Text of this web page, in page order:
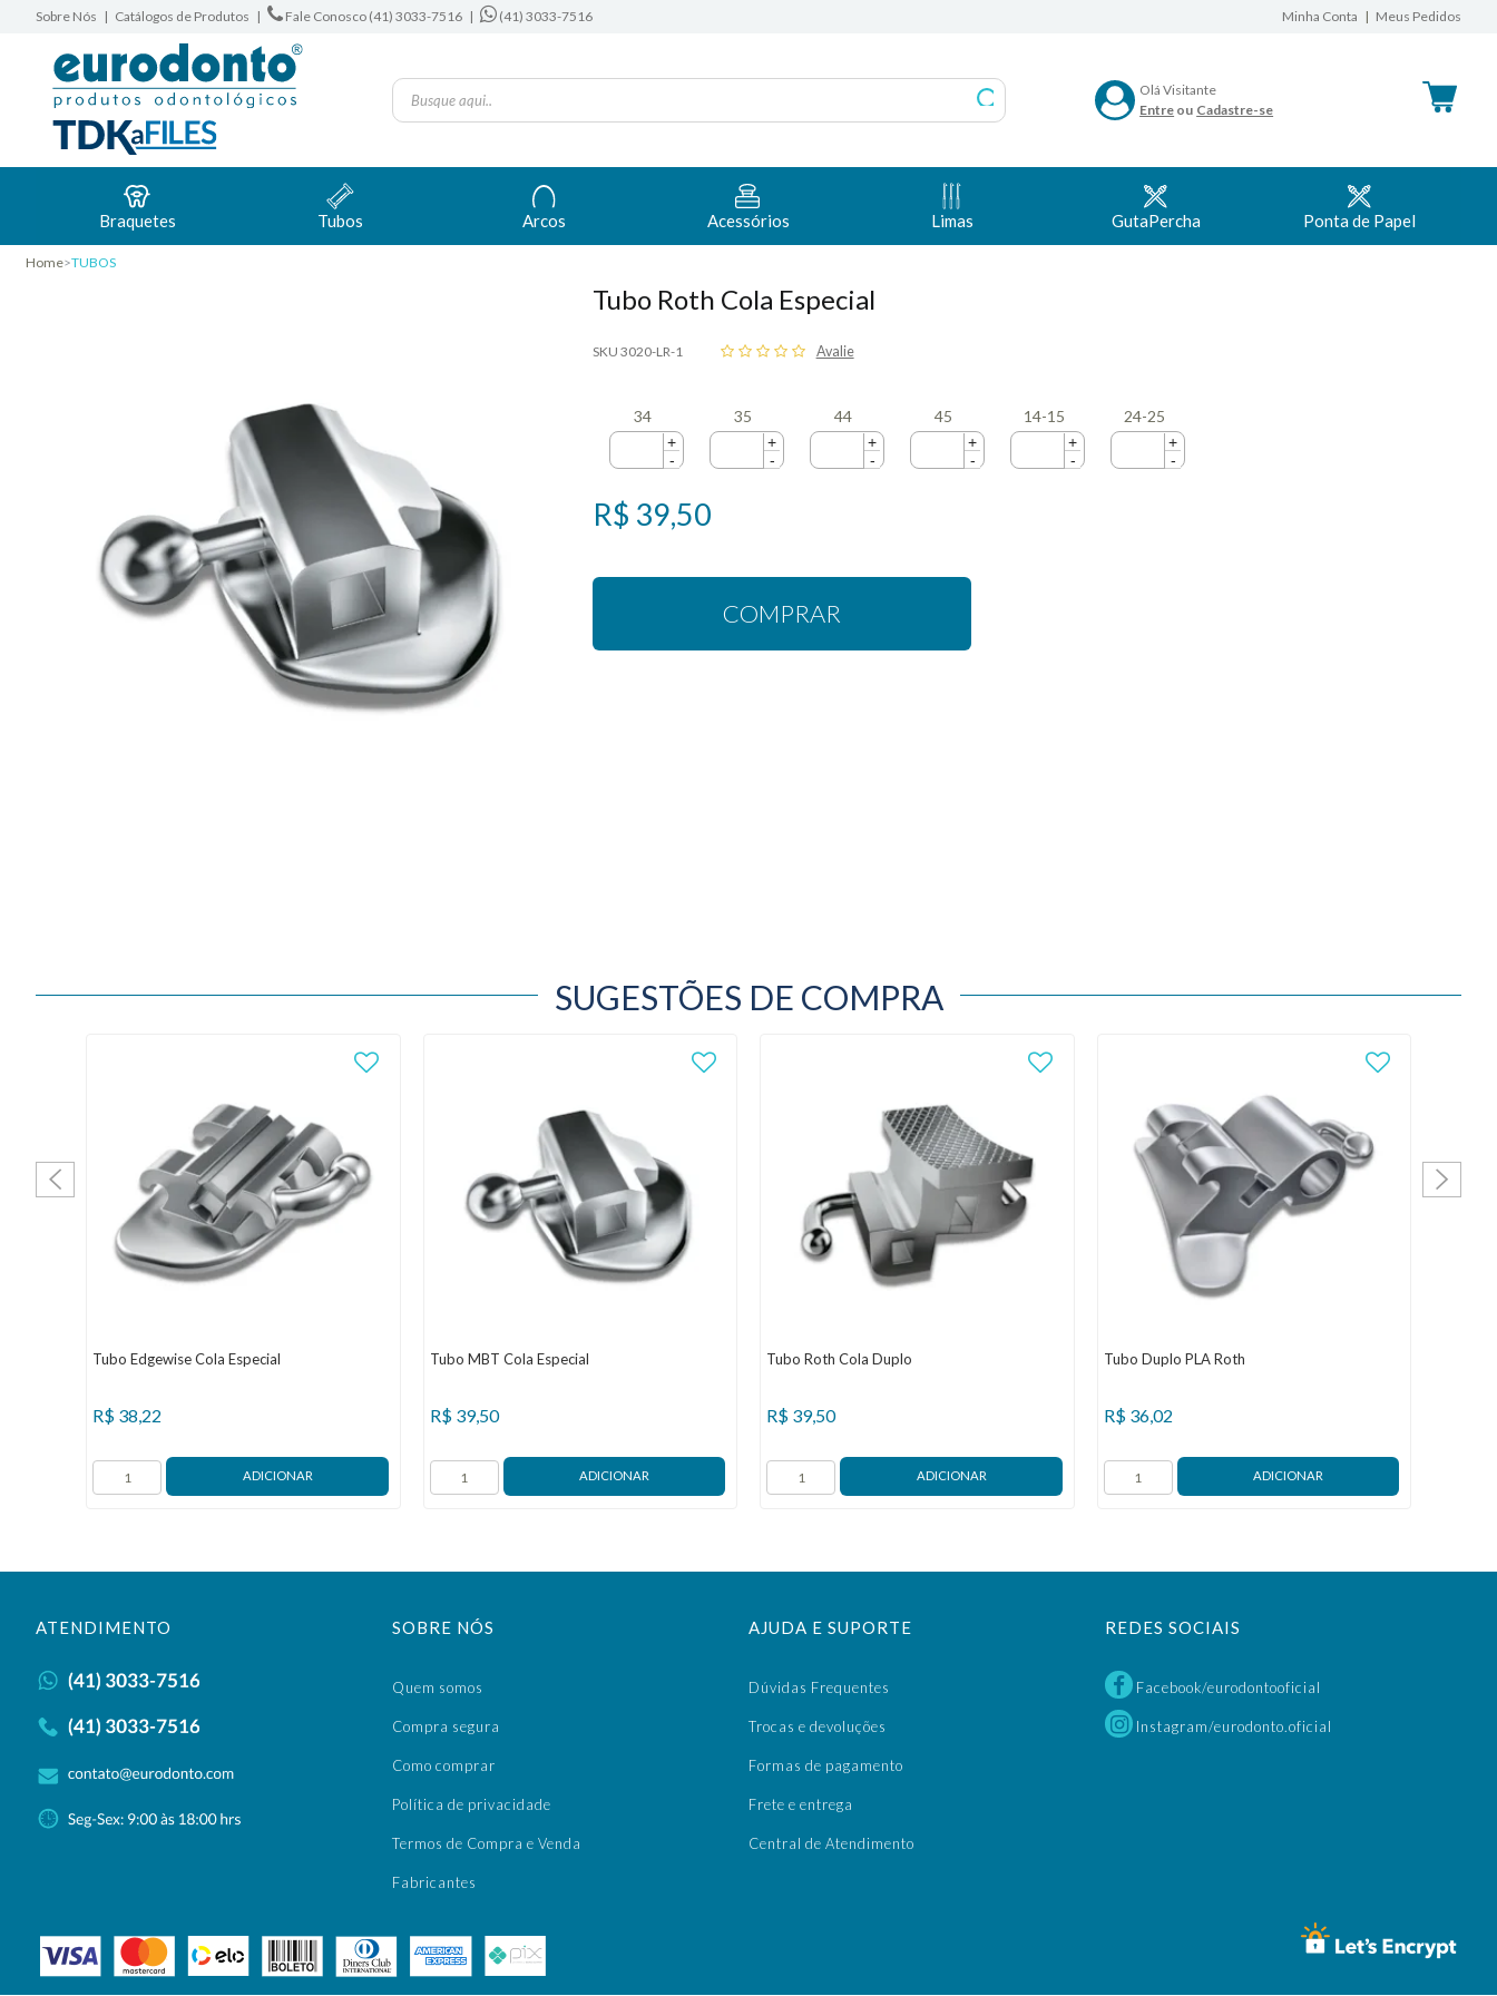
Sobre Nós | Catálogos de Produtos | Fale Conosco (41) 3033-7516 | (41) 3033-7516 Minha Conta | Meus Pedidos
OláVisitante
Entre
Cadastre-se
Braquetes Tubos Arcos Acessórios Limas GutaPercha Ponta de Papel
Home TUBOS
Tubo Roth Cola Especial
SKU 3020-LR-1 Avalie
34
+
-
35
+
-
44
+
-
45
+
-
14-15
+
-
24-25
+
-
R$ 39,50
COMPRAR
SUGESTÕES DE COMPRA
Tubo Edgewise Cola Especial
R$ 38,22
Tubo MBT Cola Especial
R$ 39,50
Tubo Roth Cola Duplo
R$ 39,50
Tubo Duplo PLA Roth
R$ 36,02
ATENDIMENTO SOBRE NÓS
Quem somos
Compra segura
Como comprar
Política de privacidade
Termos de Compra e Venda
Fabricantes
AJUDA E SUPORTE
Dúvidas Frequentes
Trocas e devoluções
Formas de pagamento
Frete e entrega
Central de Atendimento
REDES SOCIAIS
Facebook/eurodontooficial
Instagram/eurodonto.oficial